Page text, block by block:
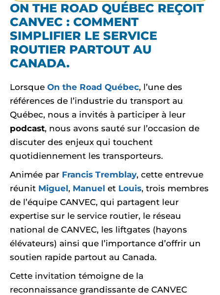
ON THE ROAD QUÉBEC REÇOIT
CANVEC : COMMENT
SIMPLIFIER LE SERVICE
ROUTIER PARTOUT AU
CANADA.
Lorsque On the Road Québec, l’une des
références de l’industrie du transport au
Québec, nous a invités à participer à leur
podcast, nous avons sauté sur l’occasion de
discuter des enjeux qui touchent
quotidiennement les transporteurs.
Animée par Francis Tremblay, cette entrevue
réunit Miguel, Manuel et Louis, trois membres
de l’équipe CANVEC, qui partagent leur
expertise sur le service routier, le réseau
national de CANVEC, les liftgates (hayons
élévateurs) ainsi que l’importance d’offrir un
soutien rapide partout au Canada.
Cette invitation témoigne de la
reconnaissance grandissante de CANVEC